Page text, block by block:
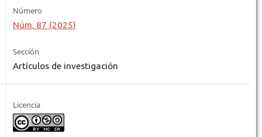
Número
Núm. 87 (2025)
Sección
Artículos de investigación
Licencia